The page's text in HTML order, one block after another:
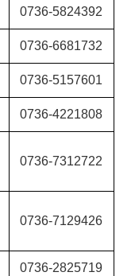
0736-5824392
0736-6681732
0736-5157601
0736-4221808
0736-7312722
0736-7129426
0736-2825719